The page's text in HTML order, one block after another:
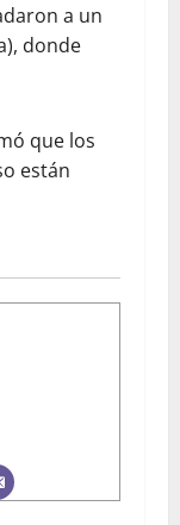
a un
donde
que los
están